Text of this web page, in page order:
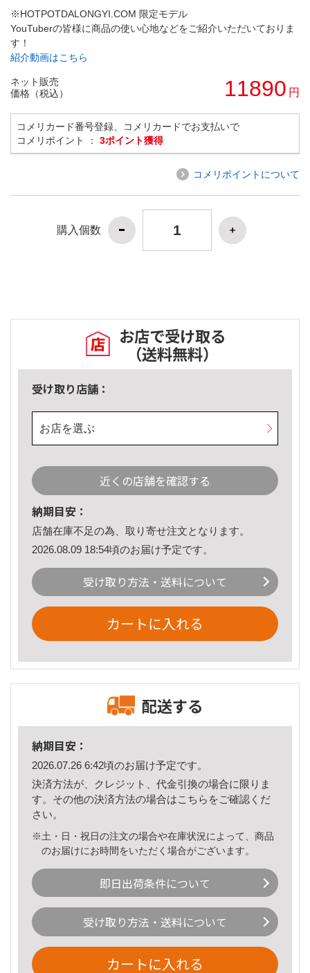
※HOTPOTDALONGYI.COM 限定モデル
YouTuberの皆様に商品の使い心地などをご紹介いただいておりま
す！
紹介動画はこちら
ネット販売
価格（税込）
11890 円
コメリカード番号登録、コメリカードでお支払いで
コメリポイント ： 3ポイント獲得
コメリポイントについて
購入個数
お店で受け取る
（送料無料）
受け取り店舗：
お店を選ぶ
近くの店舗を確認する
納期目安：
店舗在庫不足の為、取り寄せ注文となります。
2026.08.09 18:54頃のお届け予定です。
受け取り方法・送料について
カートに入れる
配送する
納期目安：
2026.07.26 6:42頃のお届け予定です。
決済方法が、クレジット、代金引換の場合に限りま
す。その他の決済方法の場合はこちら をご確認くだ
さい。
※土・日・祝日の注文の場合や在庫状況によって、商品
のお届けにお時間をいただく場合がございます。
即日出荷条件について
受け取り方法・送料について
カートに入れる